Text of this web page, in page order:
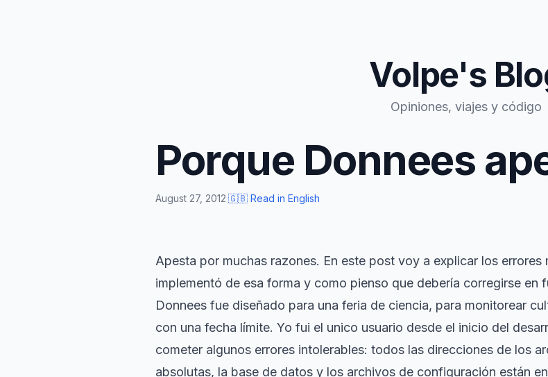
Volpe's
Opiniones, viajes y código
Porque Donnees
August 27, 2012·🇬🇧 Read in English
Apesta por muchas razones. En este post voy a explicar los
implementó de esa forma y como pienso que debería corregirse en
Donnees fue diseñado para una feria de ciencia, para monitorear
con una fecha límite. Yo fui el unico usuario desde el inicio del
cometer algunos errores intolerables: todos las direcciones de los
absolutas, la base de datos y los archivos de configuración están